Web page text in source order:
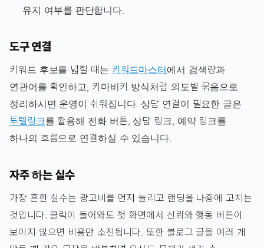
유지 여부를 판단합니다.
도구 연결
키워드 후보를 넓힐 때는 키워드마스터에서 검색량과
연관어를 확인하고, 키마비키 방식처럼 의도별 묶음으로
정리하시면 운영이 쉬워집니다. 상담 연결이 필요한 글은
투텔링크를 활용해 전화 버튼, 상담 링크, 예약 링크를
하나의 흐름으로 연결하실 수 있습니다.
자주 하는 실수
가장 흔한 실수는 광고비를 먼저 늘리고 랜딩을 나중에 고치는
것입니다. 클릭이 들어와도 첫 화면에서 신뢰와 행동 버튼이
보이지 않으면 비용만 소진됩니다. 또한 블로그 글을 여러 개